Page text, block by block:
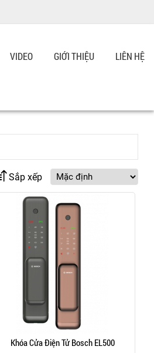
VIDEO GIỚI THIỆU LIÊN HỆ
Sắp xếp
Khóa Cửa Điện Tử Bosch EL500